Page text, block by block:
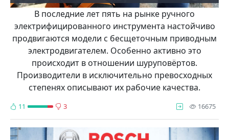
В последние лет пять на рынке ручного
электрифицированного инструмента настойчиво
продвигаются модели с бесщеточным приводным
электродвигателем. Особенно активно это
происходит в отношении шуруповёртов.
Производители в исключительно превосходных
степенях описывают их рабочие качества.
11 3 16675